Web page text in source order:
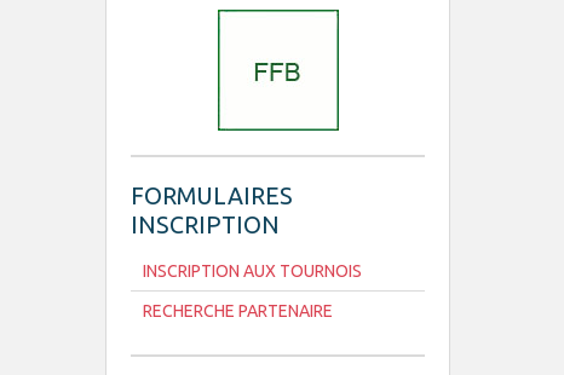
FORMULAIRES
INSCRIPTION
INSCRIPTION AUX TOURNOIS
RECHERCHE PARTENAIRE